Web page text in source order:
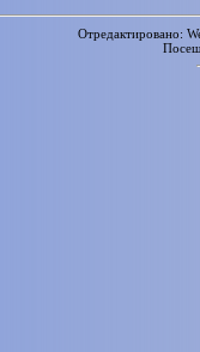
Отредактировано: